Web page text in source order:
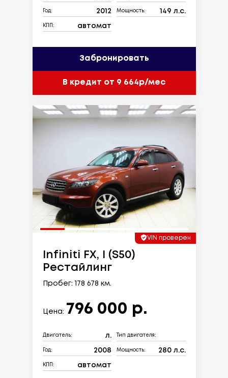
Год: 2012 Мощность: 149 л.с.
КПП: автомат
Забронировать
В кредит от 9 664р/мес
VIN проверен
Infiniti FX, I (S50)
Рестайлинг
Пробег: 178 678 км.
Цена: 796 000 р.
Двигатель: л. Тип двигателя:
Год: 2008 Мощность: 280 л.с.
КПП: автомат